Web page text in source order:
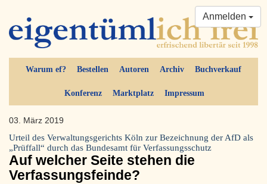
Warum ef? Bestellen Autoren Archiv Buchverkauf
Konferenz Marktplatz Impressum
Anmelden
03. März 2019
Urteil des Verwaltungsgerichts Köln zur Bezeichnung der AfD als
„Prüffall“ durch das Bundesamt für Verfassungsschutz
Auf welcher Seite stehen die
Verfassungsfeinde?